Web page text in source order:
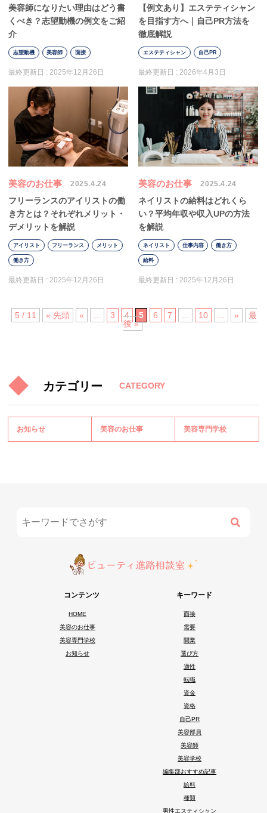
美容師になりたい理由はどう書
くべき？志望動機の例文をご紹
介
志望動機 美容師 面接
最終更新日 : 2025年12月26日
【例文あり】エステティシャン
を目指す方へ｜自己PR方法を
徹底解説
エステティシャン 自己PR
最終更新日 :2026年4月3日
美容のお仕事 2025.4.24
フリーランスのアイリストの働
き方とは？それぞれメリット・
デメリットを解説
アイリスト フリーランス メリット
働き方
最終更新日 : 2025年12月26日
美容のお仕事 2025.4.24
ネイリストの給料はどれくら
い？平均年収や収入UPの方法
を解説
ネイリスト 仕事内容 働き方
給料
最終更新日 :2025年12月26日
5 / 11 « 先頭 « 3 4 5 6 7 10 »
最
後 »
カテゴリー CATEGORY
お知らせ 美容のお仕事 美容専門学校
コンテンツ
HOME
美容のお仕事
美容専門学校
お知らせ
キーワード
面接
需要
開業
選び方
適性
転職
資金
資格
自己PR
美容部員
美容師
美容学校
編集部おすすめ記事
給料
種類
男性エスティシャン